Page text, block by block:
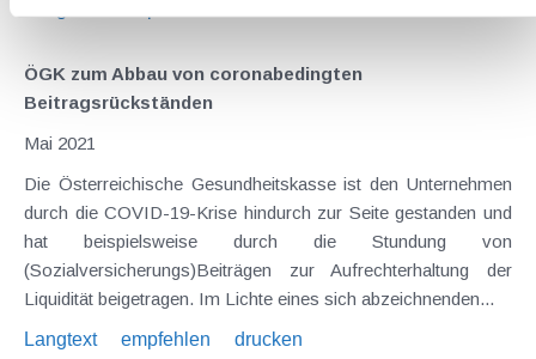
ÖGK zum Abbau von coronabedingten
Beitragsrückständen
Mai 2021
Die Österreichische Gesundheitskasse ist den Unternehmen
durch die COVID-19-Krise hindurch zur Seite gestanden und
hat beispielsweise durch die Stundung von
(Sozialversicherungs)Beiträgen zur Aufrechterhaltung der
Liquidität beigetragen. Im Lichte eines sich abzeichnenden...
Langtext
empfehlen drucken